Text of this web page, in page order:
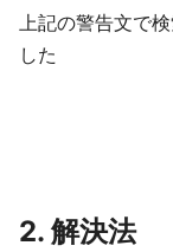
上記の警告文で
した
2. 解決法